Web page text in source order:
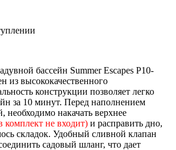
бассейн Summer Escapes Р10-
из высококачественного
конструкции позволяет легко
за 10 минут. Перед наполнением
необходимо накачать верхнее
комплект не входит) и расправить дно,
складок. Удобный сливной клапан
садовый шланг, что дает